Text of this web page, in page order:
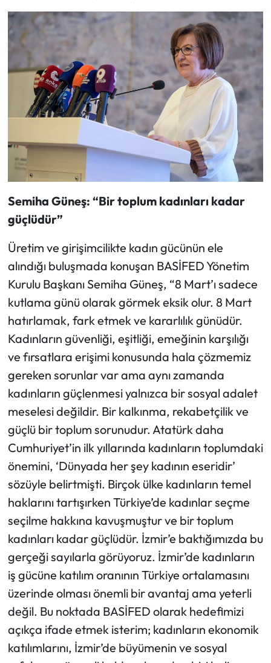
Semiha Güneş: “Bir toplum kadınları kadar
güçlüdür”
Üretim ve girişimcilikte kadın gücünün ele
alındığı buluşmada konuşan BASİFED Yönetim
Kurulu Başkanı Semiha Güneş, “8 Mart’ı sadece
kutlama günü olarak görmek eksik olur. 8 Mart
hatırlamak, fark etmek ve kararlılık günüdür.
Kadınların güvenliği, eşitliği, emeğinin karşılığı
ve fırsatlara erişimi konusunda hala çözmemiz
gereken sorunlar var ama aynı zamanda
kadınların güçlenmesi yalnızca bir sosyal adalet
meselesi değildir. Bir kalkınma, rekabetçilik ve
güçlü bir toplum sorunudur. Atatürk daha
Cumhuriyet’in ilk yıllarında kadınların toplumdaki
önemini, ‘Dünyada her şey kadının eseridir’
sözüyle belirtmişti. Birçok ülke kadınların temel
haklarını tartışırken Türkiye’de kadınlar seçme
seçilme hakkına kavuşmuştur ve bir toplum
kadınları kadar güçlüdür. İzmir’e baktığımızda bu
gerçeği sayılarla görüyoruz. İzmir’de kadınların
iş gücüne katılım oranının Türkiye ortalamasını
üzerinde olması önemli bir avantaj ama yeterli
değil. Bu noktada BASİFED olarak hedefimizi
açıkça ifade etmek isterim; kadınların ekonomik
katılımlarını, İzmir’de büyümenin ve sosyal